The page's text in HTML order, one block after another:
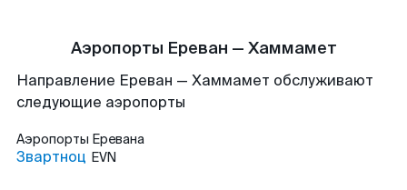
Аэропорты Ереван — Хаммамет
Направление Ереван — Хаммамет обслуживают
следующие аэропорты
Аэропорты Еревана
Звартноц EVN